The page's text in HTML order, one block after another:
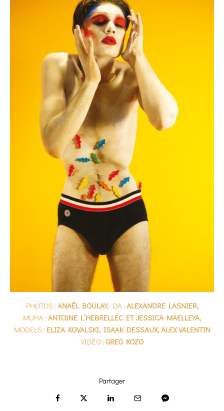
PHOTOS :ANAËL BOULAY,DA :ALEXANDRE LASNIER,
MUHA :ANTOINE L’HEBRELLEC ET JESSICA MAELLEYA,
MODELS : ELIZA KOVALSKI, ISAAK DESSAUX, ALEX VALENTIN
VIDÉO :GREG KOZO
Partager